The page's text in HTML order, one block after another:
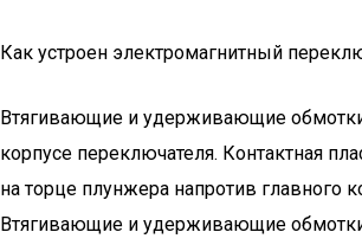
Как устроен электромагнитный
Втягивающие и удерживающие обмотки
корпусе переключателя. Контактная
на торце плунжера напротив главного
Втягивающие и удерживающие